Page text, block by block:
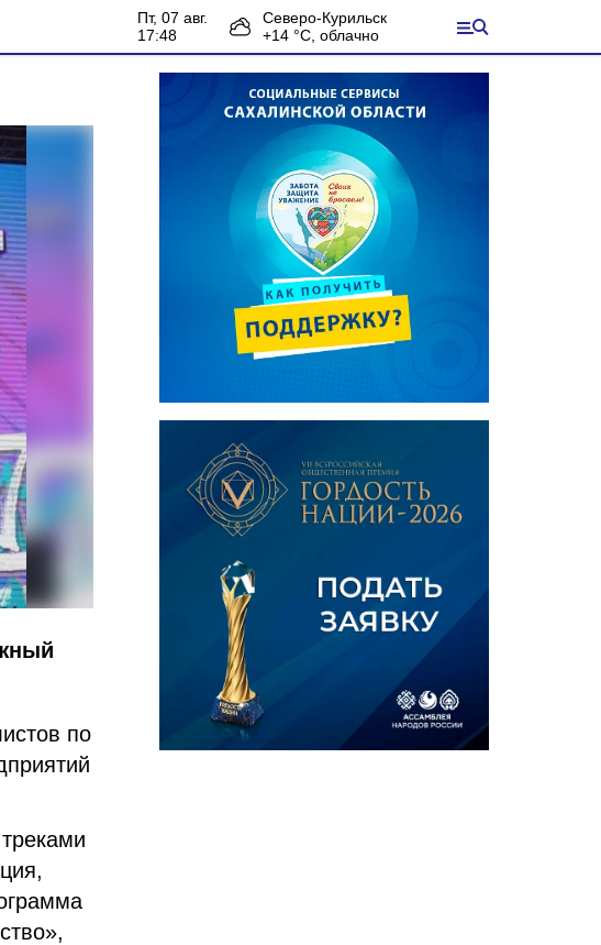
пт, 07 авг.
17:48
Северо-Курильск
+14 °С, облачно
по